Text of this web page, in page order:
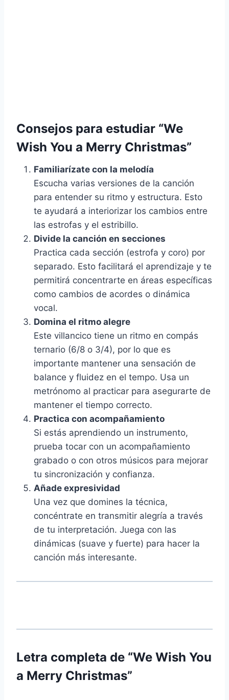
Consejos para estudiar “We
Wish You a Merry Christmas”
Familiarízate con la melodía
Escucha varias versiones de la canción
para entender su ritmo y estructura. Esto
te ayudará a interiorizar los cambios entre
las estrofas y el estribillo.
Divide la canción en secciones
Practica cada sección (estrofa y coro) por
separado. Esto facilitará el aprendizaje y te
permitirá concentrarte en áreas específicas
como cambios de acordes o dinámica
vocal.
Domina el ritmo alegre
Este villancico tiene un ritmo en compás
ternario (6/8 o 3/4), por lo que es
importante mantener una sensación de
balance y fluidez en el tempo. Usa un
metrónomo al practicar para asegurarte de
mantener el tiempo correcto.
Practica con acompañamiento
Si estás aprendiendo un instrumento,
prueba tocar con un acompañamiento
grabado o con otros músicos para mejorar
tu sincronización y confianza.
Añade expresividad
Una vez que domines la técnica,
concéntrate en transmitir alegría a través
de tu interpretación. Juega con las
dinámicas (suave y fuerte) para hacer la
canción más interesante.
Letra completa de “We Wish You
a Merry Christmas”